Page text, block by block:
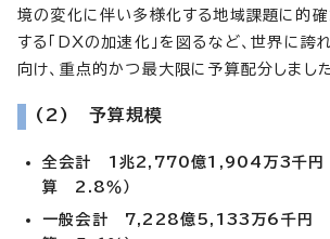
境の変化に伴い多様化する地域課題に的
する「DXの加速化」を図るなど、世界に誇
向け、重点的かつ最大限に予算配分しました
(2) 予算規模
全会計 1兆2,770億1,904万3千円
算 2.8％）
一般会計 7,228億5,133万6千円 （